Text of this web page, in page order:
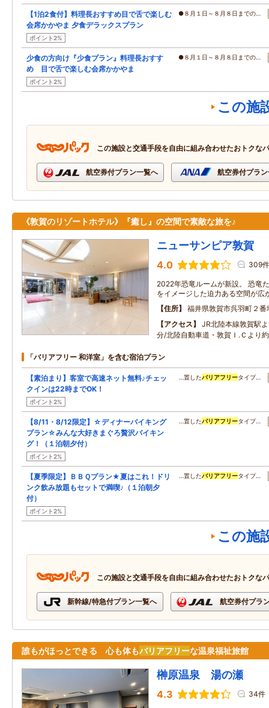
【1泊2食付】料理長おすすめ目で舌で楽しむ
会席かかやま 夕食デラックスプラン
ポイント2%
●８月１日～８月８日までの…
少食の方向け『少食プラン』料理長おすす
め 目で舌で楽しむ会席かかやま
ポイント2%
●８月１日～８月８日までの…
この施
この施設と交通手段を自由に組み合わせたおトクな
航空券付プラン一覧へ 航空券付プラ
《敦賀のリゾートホテル》『癒し』の空間で素敵な旅を♪
ニューサンピア敦賀
4.0 309件
2022年恐竜ルームが新設。 恐竜
をイメージした迫力ある空間が広
住所
福井県敦賀市呉羽町２番
アクセス
JR北陸本線敦賀駅
分/北陸自動車道・敦賀Ｉ.Ｃより
「バリアフリー 和洋室」を含む宿泊プラン
【素泊まり】客室で高速ネット無料♪チェッ
クインは22時までOK！
ポイント2%
…置したバリアフリータイプ…
【8/11・8/12限定】☆ディナーバイキング
プラン☆みんな大好きまぐろ贅沢バイキン
グ！（１泊朝夕付）
ポイント2%
…置したバリアフリータイプ…
【夏季限定】ＢＢＱプラン★夏はこれ！ドリ
ンク飲み放題もセットで満喫♪（１泊朝夕
付）
ポイント2%
…置したバリアフリータイプ…
この施
この施設と交通手段を自由に組み合わせたおトクな
新幹線/特急付プラン一覧へ 航空券付プラ
誰もがほっとできる 心も体もバリアフリーな温泉福祉旅館
榊原温泉 湯の瀬
4.3 34件